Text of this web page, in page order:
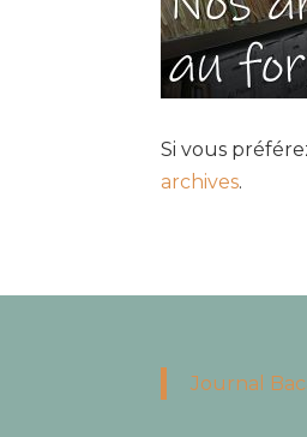
Si vous
archives.
Journal